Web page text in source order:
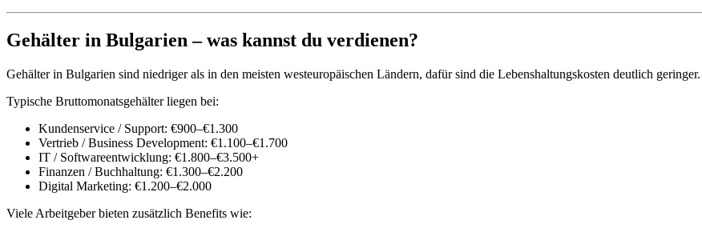
Gehälter in Bulgarien – was kannst du verdienen?
Gehälter in Bulgarien sind niedriger als in den meisten westeuropäischen Ländern, dafür sind die Lebenshaltungskosten deutlich geringer.
Typische Bruttomonatsgehälter liegen bei:
Kundenservice / Support: €900–€1.300
Vertrieb / Business Development: €1.100–€1.700
IT / Softwareentwicklung: €1.800–€3.500+
Finanzen / Buchhaltung: €1.300–€2.200
Digital Marketing: €1.200–€2.000
Viele Arbeitgeber bieten zusätzlich Benefits wie: